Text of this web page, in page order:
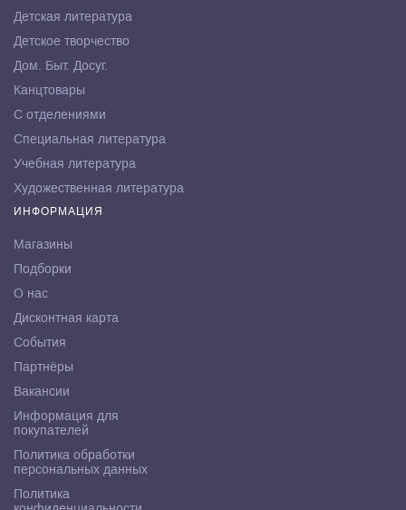
Детская литература
Детское творчество
Дом. Быт. Досуг.
Канцтовары
С отделениями
Специальная литература
Учебная литература
Художественная литература
ИНФОРМАЦИЯ
Магазины
Подборки
О нас
Дисконтная карта
События
Партнёры
Вакансии
Информация для
покупателей
Политика обработки
персональных данных
Политика